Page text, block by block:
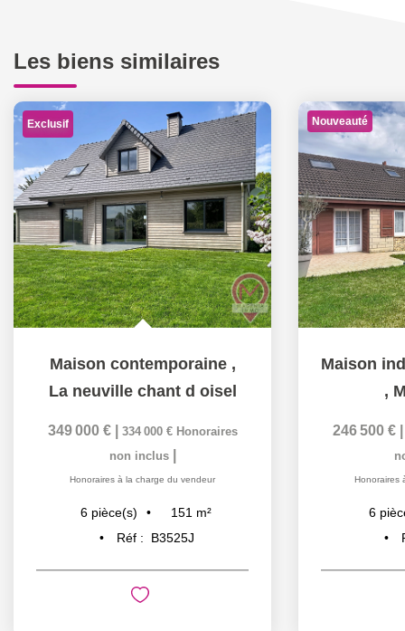
Les biens similaires
Exclusif
Maison contemporaine ,
La neuville chant d oisel
349 000 € 334 000 € Honoraires
non inclus
Honoraires à la charge du vendeur
6 pièce(s) 151 m²
Réf :
B3525J
Nouveauté
,
246 500 €
Honoraires
6